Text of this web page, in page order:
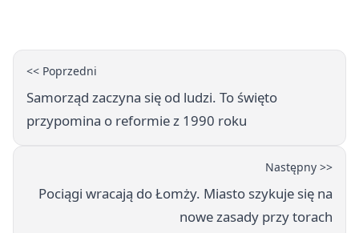
<< Poprzedni
Samorząd zaczyna się od ludzi. To święto
przypomina o reformie z 1990 roku
Następny >>
Pociągi wracają do Łomży. Miasto szykuje się na
nowe zasady przy torach